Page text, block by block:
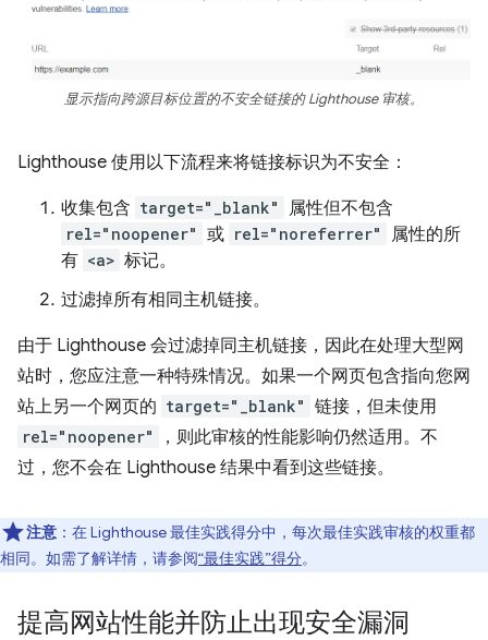
显示指向跨源目标位置的不安全链接的 Lighthouse 审核。
Lighthouse 使用以下流程来将链接标识为不安全：
收集包含 target="_blank" 属性但不包含
rel="noopener" 或 rel="noreferrer"
属性的所
有 <a> 标记。
过滤掉所有相同主机链接。
由于 Lighthouse 会过滤掉同主机链接，因此在处理大型网
站时，您应注意一种特殊情况。如果一个网页包含指向您网
站上另一个网页的 target="_blank" 链接，但未使用
rel="noopener"
，则此审核的性能影响仍然适用。不
过，您不会在 Lighthouse 结果中看到这些链接。
注意 ：在 Lighthouse 最佳实践得分中，每次最佳实践审核的权重都
相同。如需了解详情，请参阅“最佳实践”得分。
提高网站性能并防止出现安全漏洞